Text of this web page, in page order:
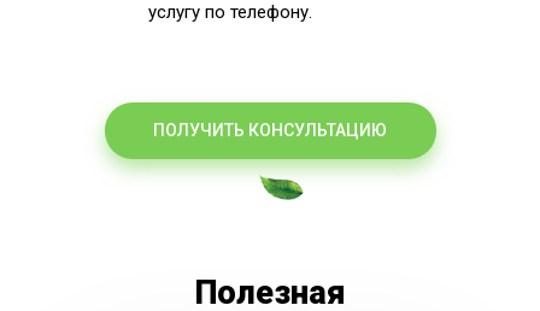
услугу по телефону.
ПОЛУЧИТЬ КОНСУЛЬТАЦИЮ
Полезная